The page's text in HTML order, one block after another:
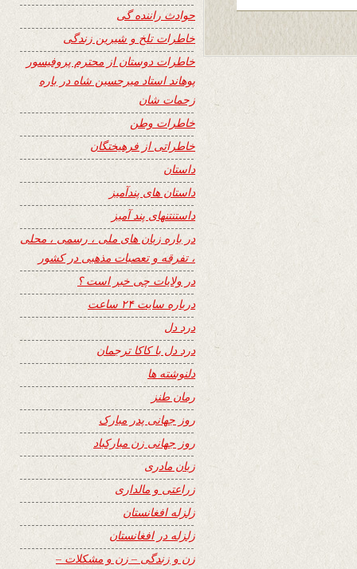
حوادث راننده گی
خاطرات تلخ و شیرین زندگی
خاطرات دوستان از محترم پروفیسور
پوهاند استاد میرحسین شاه در باره
زحمات شان
خاطرات وطن
خاطراتی از فرهیختگان
داستان
داستان های پندآمیز
داستنتنهای پند آمیز
در باره زبان های ملی ، رسمی ، محلی
، تفرقه و تعصبات مذهبی در کشور
در ولایات چی خبر است ؟
درباره سایت ۲۴ ساعت
درد دل
درد دل با کاکا ترجمان
دلنوشته ها
رمان طنز
روز جهانی پدر مبارک
روز جهانی زن مبارکباد
زبان مادری
زراعتی و مالداری
زلزله افغانستان
زلزله در افغانستان
زن و زندگی – زن و مشکلات –